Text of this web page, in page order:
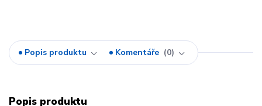
Popis produktu Komentáře 0
Popis produktu